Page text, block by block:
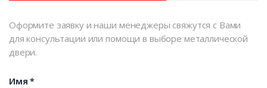
Оформите заявку и наши менеджеры свяжутся с Вами
для консультации или помощи в выборе металлической
двери.
Имя*